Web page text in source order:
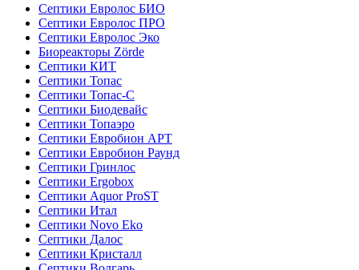
Септики Евролос БИО
Септики Евролос ПРО
Септики Евролос Эко
Биореакторы Zörde
Септики КИТ
Септики Топас
Септики Топас-С
Септики Биодевайс
Септики Топаэро
Септики Евробион АРТ
Септики Евробион Раунд
Септики Гринлос
Септики Ergobox
Септики Aquor ProST
Септики Итал
Септики Novo Eko
Септики Далос
Септики Кристалл